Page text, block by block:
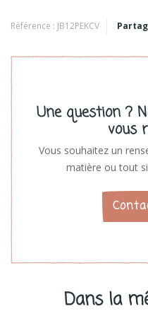
Référence : JB12PEKCV
Une question ?
vous
Vous souhaitez un
matière ou tout
Dans la